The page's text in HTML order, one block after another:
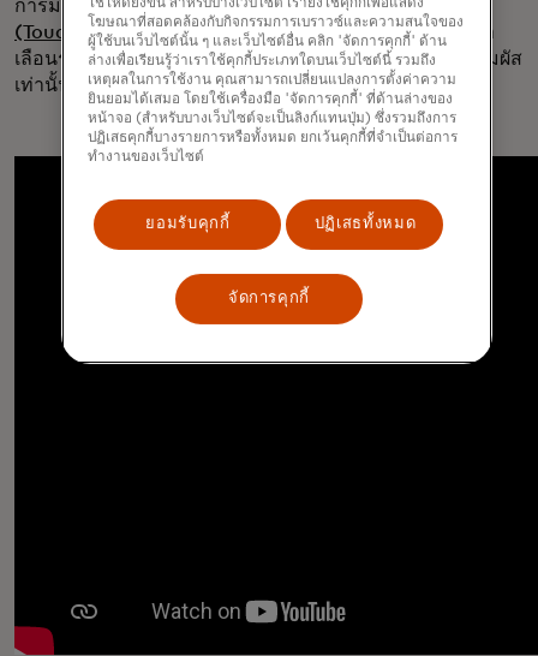
การมีส่วนร่วม เมื่อต้นปีที่ผ่านมา เราได้เปิดตัวบัตรสัมผัส
(Touch Card)ซึ่งช่วยให้ผู้พิการทางสายตาและผู้ที่มีสายตา
เลือนรางสามารถชำระเงินได้อย่างมั่นใจโดยใช้เพียงการสัมผัส
เท่านั้น
โฆษณาที่สอดคล้องกับกิจกรรมการเบราวซ์และความสนใจของ
ผู้ใช้บนเว็บไซต์นั้น ๆ และเว็บไซต์อื่น คลิก 'จัดการคุกกี้' ด้าน
ล่างเพื่อเรียนรู้ว่าเราใช้คุกกี้ประเภทใดบนเว็บไซต์นี้ รวมถึง
เหตุผลในการใช้งาน คุณสามารถเปลี่ยนแปลงการตั้งค่าความ
ยินยอมได้เสมอ โดยใช้เครื่องมือ 'จัดการคุกกี้' ที่ด้านล่างของ
หน้าจอ (สำหรับบางเว็บไซต์จะเป็นลิงก์แทนปุ่ม) ซึ่งรวมถึงการ
ปฏิเสธคุกกี้บางรายการหรือทั้งหมด ยกเว้นคุกกี้ที่จำเป็นต่อการ
ทำงานของเว็บไซต์
ยอมรับคุกกี้ ปฏิเสธทั้งหมด
จัดการคุกกี้